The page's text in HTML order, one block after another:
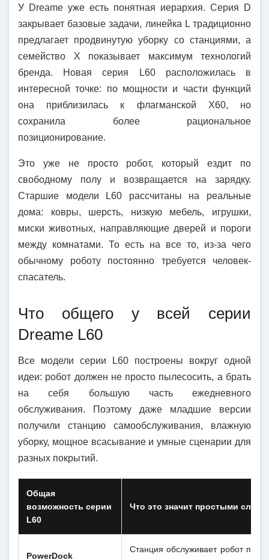
У Dreame уже есть понятная иерархия. Серия D
закрывает базовые задачи, линейка L традиционно
предлагает продвинутую уборку со станциями, а
семейство X показывает максимум технологий
бренда. Новая серия L60 расположилась в
интересной точке: по мощности и части функций
она приблизилась к флагманской X60, но
сохранила более рациональное
позиционирование.
Это уже не просто робот, который ездит по
свободному полу и возвращается на зарядку.
Старшие модели L60 рассчитаны на реальные
дома: ковры, шерсть, низкую мебель, игрушки,
миски животных, направляющие дверей и пороги
между комнатами. То есть на все то, из-за чего
обычному роботу постоянно требуется человек-
спасатель.
Что общего у всей серии
Dreame L60
Все модели серии L60 построены вокруг одной
идеи: робот должен не просто пылесосить, а брать
на себя большую часть ежедневного
обслуживания. Поэтому даже младшие версии
получили станцию самообслуживания, влажную
уборку, мощное всасывание и умные сценарии для
разных покрытий.
Общая
возможность серии
L60
Что это значит простыми
PowerDock
Станция обслуживает робот